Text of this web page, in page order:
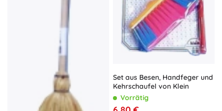
Set aus Besen, Handfeger und
Kehrschaufel von Klein
Vorrätig